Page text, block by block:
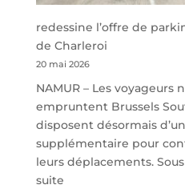
redessine l’offre de
de Charleroi
20 mai 2026
NAMUR – Les voyageurs
empruntent Brussels
disposent désormais
supplémentaire pour
leurs déplacements.
suite: